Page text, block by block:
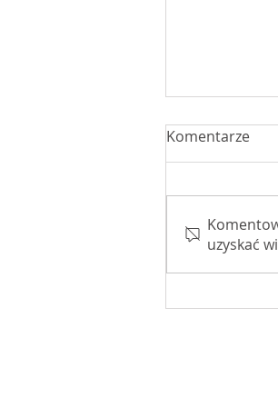
W drodze
Komentarze
uzyskać